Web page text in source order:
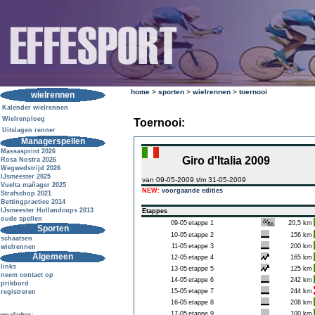
wielrennen
Kalender wielrennen
Wielrenploeg
Uitslagen renner
Managerspellen
Massasprint 2026
Rosa Nostra 2026
Wegwedstrijd 2026
IJsmeester 2025
Vuelta mañager 2025
Strafschop 2021
Bettingpractice 2014
IJsmeester Hollandcups 2013
oude spellen
Sporten
schaatsen
wielrennen
Algemeen
links
neem contact op
prikbord
registreren
home > sporten > wielrennen > toernooi
Toernooi:
Giro d'Italia 2009
van 09-05-2009 t/m 31-05-2009
NEW: voorgaande edities
Etappes
09-05 etappe 1
20,5 km
10-05 etappe 2
156 km
11-05 etappe 3
200 km
12-05 etappe 4
165 km
13-05 etappe 5
125 km
14-05 etappe 6
242 km
15-05 etappe 7
244 km
16-05 etappe 8
208 km